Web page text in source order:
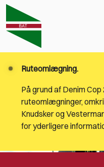
Ruteomlægning.
På grund af Denim
ruteomlægninger,
Knudsker og
for yderligere